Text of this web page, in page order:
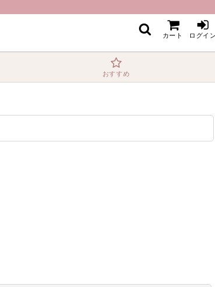
カート ログイ
おすすめ